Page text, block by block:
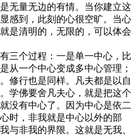
无量无边的有情。当你建立这
感到，此刻的心很空旷。当心
是清明的，无限的，可以体会
个过程：一是单一中心，比
从一个中心变成多中心管理；
修行也是同样。凡夫都是以自
学佛要舍凡夫心，就是把这个
没有中心了。因为中心是依二
时，非我就是中心以外的部
与非我的界限。这就是无我、